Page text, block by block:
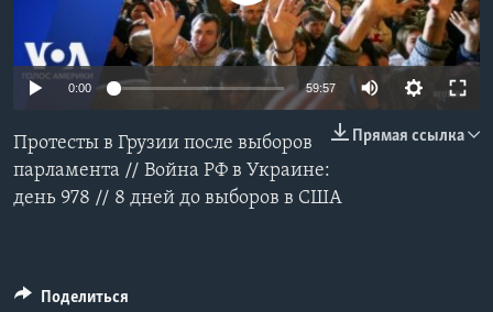
Learning English
СОЦИАЛЬНЫЕ СЕТИ
Языки
0:00 59:57
Прямая ссылка
Протесты в Грузии после выборов
парламента // Война РФ в Украине:
день 978 // 8 дней до выборов в США
Поделиться